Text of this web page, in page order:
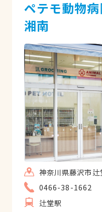
ペテモ動物
湘南
神奈川県藤沢市辻
0466-38-1662
辻堂駅